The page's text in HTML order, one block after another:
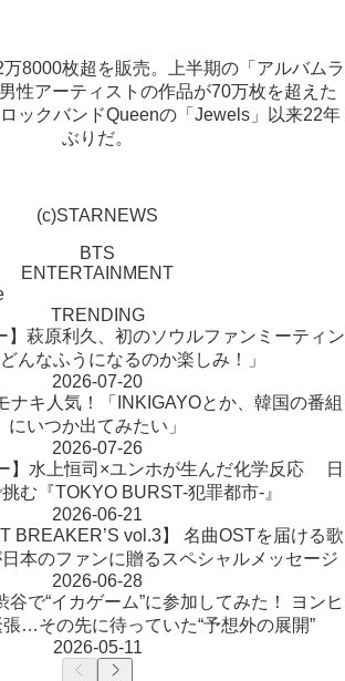
万8000枚超を販売。上半期の「アルバムラ
性アーティストの作品が70万枚を超えた
ックバンドQueenの「Jewels」以来22年
ぶりだ。
(c)STARNEWS
BTS
ENTERTAINMENT
TRENDING
】萩原利久、初のソウルファンミーティン
んなふうになるのか楽しみ！」
2026-07-20
ナキ人気！「INKIGAYOとか、韓国の番組
にいつか出てみたい」
2026-07-26
】水上恒司×ユンホが生んだ化学反応 日
む『TOKYO BURST-犯罪都市-』
2026-06-21
BREAKER’S vol.3】 名曲OSTを届ける歌
本のファンに贈るスペシャルメッセージ
2026-06-28
谷で“イカゲーム”に参加してみた！ ヨンヒ
…その先に待っていた“予想外の展開”
2026-05-11